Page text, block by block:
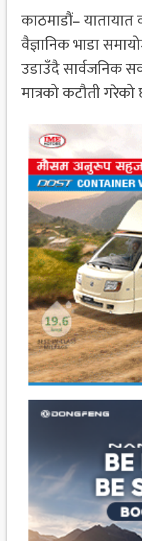
काठमाडौं–
वैज्ञानिक भाडा
उडाउँदै सार्वजनिक
मात्रको कटौती गरेको